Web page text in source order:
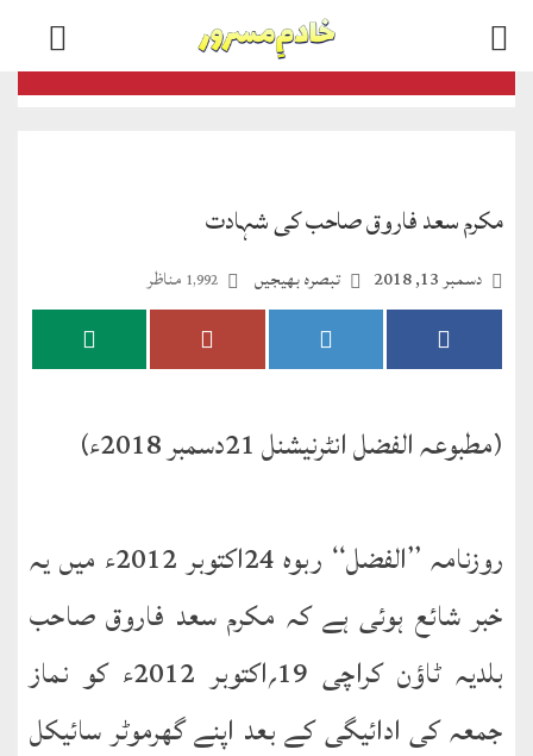
اخبارات
الفضل
ڈائجسٹ
الفضل
انٹرنیشنل
اخبار
احمدیہ
طارق
ھوالشافی
مکرم سعد فاروق صاحب کی شہادت
تبصرہ بھیجیں دسمبر 13, 2018 1,992 مناظر
(مطبوعہ الفضل انٹرنیشنل 21دسمبر 2018ء)
روزنامہ ’’الفضل‘‘ ربوہ 24اکتوبر 2012ء میں یہ
خبر شائع ہوئی ہے کہ مکرم سعد فاروق صاحب
بلدیہ ٹاؤن کراچی 19؍اکتوبر 2012ء کو نماز
جمعہ کی ادائیگی کے بعد اپنے گھرموٹر سائیکل